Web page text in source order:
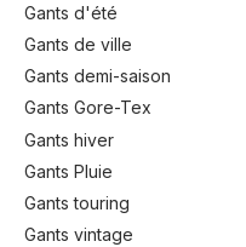
Gants d'été
Gants de ville
Gants demi-saison
Gants Gore-Tex
Gants hiver
Gants Pluie
Gants touring
Gants vintage